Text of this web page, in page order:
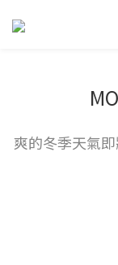
爽的冬季天氣